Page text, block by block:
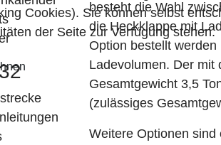
besteht die Wahl
die Heckklappe mit
Option bestellt
Ladevolumen. Der mit
Gesamtgewicht 3,5
(zulässiges
Weitere Optionen
Cookies). Sie können selbst
der Seite zur Verfügung stehen.